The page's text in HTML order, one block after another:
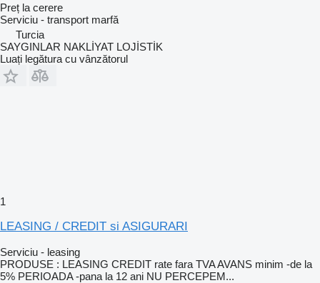
Preț la cerere
Serviciu - transport marfă
Turcia
SAYGINLAR NAKLİYAT LOJİSTİK
Luați legătura cu vânzătorul
1
LEASING / CREDIT si ASIGURARI
Serviciu - leasing
PRODUSE : LEASING CREDIT rate fara TVA AVANS minim -de la
5% PERIOADA -pana la 12 ani NU PERCEPEM...